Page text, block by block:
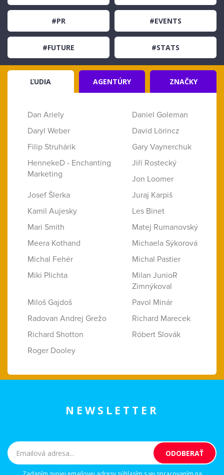
#PR #EVENTS
#FUTURE #STATS
ĽUDIA AGENTÚRY ZNAČKY
Dan Ariely
Daniel Goleman
Daryl Weber
David Lörincz
Filip Struhárik
Gary Vaynerchuk
HennekeD - Enchanting
Marketing
Jiří Rostecký
Jon Loomer
Josef Šlerka
Juraj Karpiš
Kamil Aujesky
Les Binet
Mari Smith
Matej Rumanovský
Meera Kothand
Michaela Sýkorová
Michal Fehér
Michal Pastier
Miki Plichta
Milan JunioR
Zimnýkoval
Miloš Gajdoš
Pavol Minár
Radovan Andrej Grežo
Richard Marecek
Richard Shotton
Róbert Slovák
Roger Dooley
NEWSLETTER